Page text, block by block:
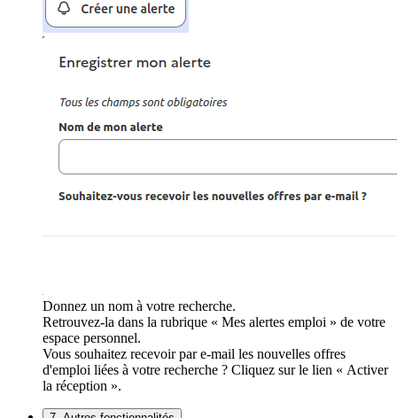
Donnez un nom à votre recherche.
Retrouvez-la dans la rubrique « Mes alertes emploi » de votre
espace personnel.
Vous souhaitez recevoir par e-mail les nouvelles offres
d'emploi liées à votre recherche ? Cliquez sur le lien « Activer
la réception ».